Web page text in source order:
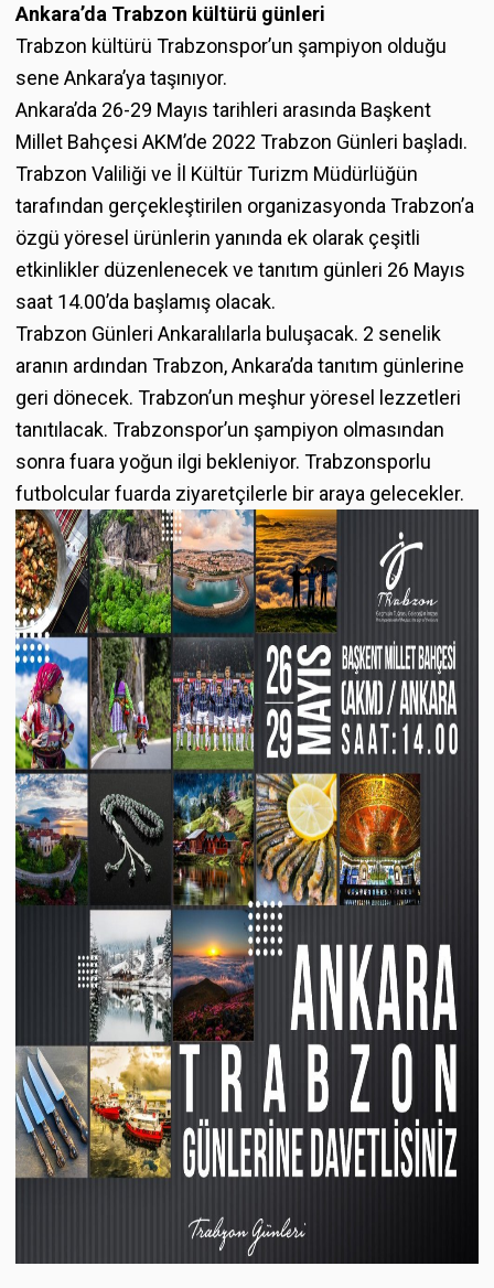
Ankara’da Trabzon kültürü günleri
Trabzon kültürü Trabzonspor’un şampiyon olduğu
sene Ankara’ya taşınıyor.
Ankara’da 26-29 Mayıs tarihleri arasında Başkent
Millet Bahçesi AKM’de 2022 Trabzon Günleri başladı.
Trabzon Valiliği ve İl Kültür Turizm Müdürlüğün
tarafından gerçekleştirilen organizasyonda Trabzon’a
özgü yöresel ürünlerin yanında ek olarak çeşitli
etkinlikler düzenlenecek ve tanıtım günleri 26 Mayıs
saat 14.00’da başlamış olacak.
Trabzon Günleri Ankaralılarla buluşacak. 2 senelik
aranın ardından Trabzon, Ankara’da tanıtım günlerine
geri dönecek. Trabzon’un meşhur yöresel lezzetleri
tanıtılacak. Trabzonspor’un şampiyon olmasından
sonra fuara yoğun ilgi bekleniyor. Trabzonsporlu
futbolcular fuarda ziyaretçilerle bir araya gelecekler.